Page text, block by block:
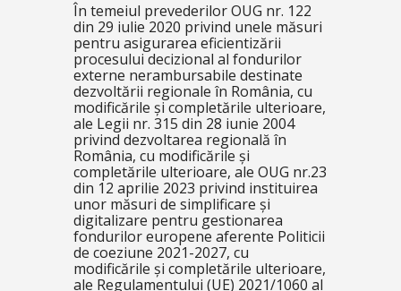
În temeiul prevederilor OUG nr. 122
din 29 iulie 2020 privind unele măsuri
pentru asigurarea eficientizării
procesului decizional al fondurilor
externe nerambursabile destinate
dezvoltării regionale în România, cu
modificările și completările ulterioare,
ale Legii nr. 315 din 28 iunie 2004
privind dezvoltarea regională în
România, cu modificările și
completările ulterioare, ale OUG nr.23
din 12 aprilie 2023 privind instituirea
unor măsuri de simplificare și
digitalizare pentru gestionarea
fondurilor europene aferente Politicii
de coeziune 2021-2027, cu
modificările și completările ulterioare,
ale Regulamentului (UE) 2021/1060 al